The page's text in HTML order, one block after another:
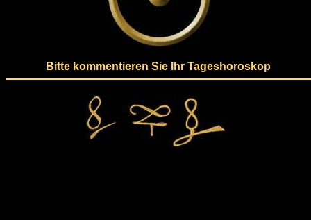
Bitte kommentieren Sie Ihr Tageshoroskop